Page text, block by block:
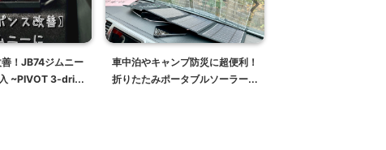
！JB74ジムニー
~PIVOT 3-drive
車中泊やキャンプ防災に超便利！
折りたたみポータブルソーラー充